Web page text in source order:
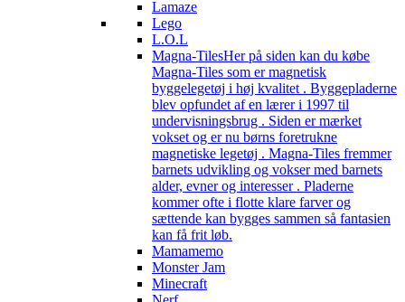
Lamaze
Lego
L.O.L
Magna-TilesHer på siden kan du købe
Magna-Tiles som er magnetisk
byggelegetøj i høj kvalitet . Byggepladerne
blev opfundet af en lærer i 1997 til
undervisningsbrug . Siden er mærket
vokset og er nu børns foretrukne
magnetiske legetøj . Magna-Tiles fremmer
barnets udvikling og vokser med barnets
alder, evner og interesser . Pladerne
kommer ofte i flotte klare farver og
sættende kan bygges sammen så fantasien
kan få frit løb.
Mamamemo
Monster Jam
Minecraft